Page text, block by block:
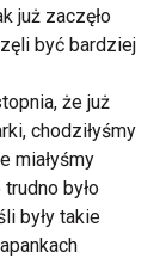
już zaczęło
być bardziej
że już
chodziłyśmy
miałyśmy
było
były takie